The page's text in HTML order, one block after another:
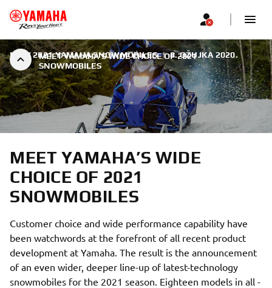
MEET YAMAHA’S WIDE CHOICE OF 2021
SNOWMOBILES
NEW 2021 YAMAHA SNOWMOBILES | 8. OŽUJKA 2020.
MEET YAMAHA’S WIDE
CHOICE OF 2021
SNOWMOBILES
Customer choice and wide performance capability have
been watchwords at the forefront of all recent product
development at Yamaha. The result is the announcement
of an even wider, deeper line-up of latest-technology
snowmobiles for the 2021 season. Eighteen models in all -